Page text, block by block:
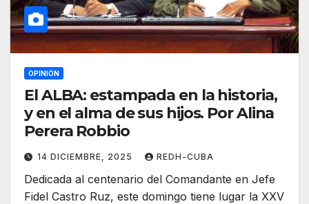
OPINIÓN
El ALBA: estampada en la historia,
y en el alma de sus hijos. Por Alina
Perera Robbio
14 DICIEMBRE, 2025 REDH-CUBA
Dedicada al centenario del Comandante en Jefe
Fidel Castro Ruz, este domingo tiene lugar la XXV